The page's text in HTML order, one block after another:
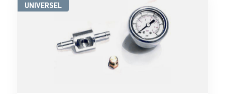
UNIVERSEL